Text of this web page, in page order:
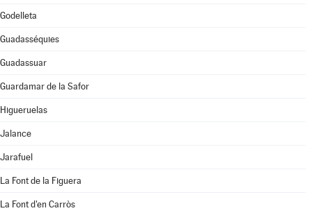
Godelleta
Guadasséquies
Guadassuar
Guardamar de la Safor
Higueruelas
Jalance
Jarafuel
La Font de la Figuera
La Font d'en Carròs